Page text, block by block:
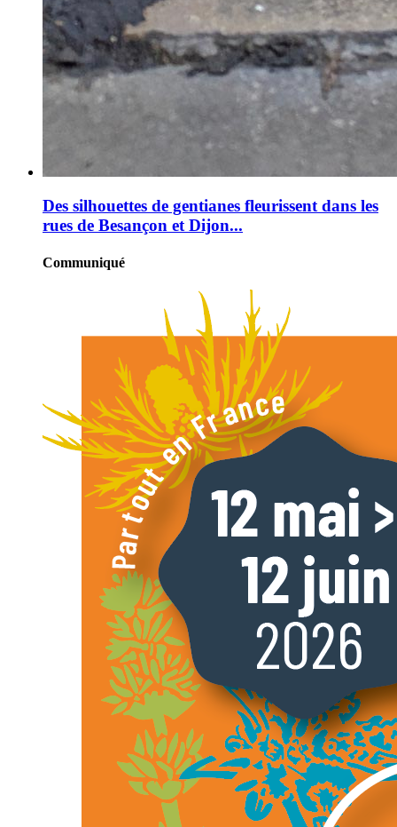
Des silhouettes de gentianes fleurissent dans les
rues de Besançon et Dijon...
Communiqué